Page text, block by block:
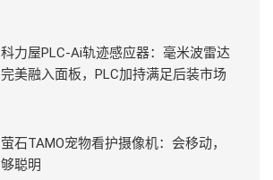
科力屋PLC-Ai轨迹感应器：毫米波雷达
完美融入面板，PLC加持满足后装市场
萤石TAMO宠物看护摄像机：会移动，
够聪明